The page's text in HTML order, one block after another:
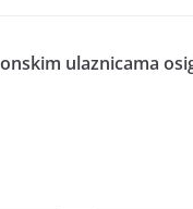
ulaznicama